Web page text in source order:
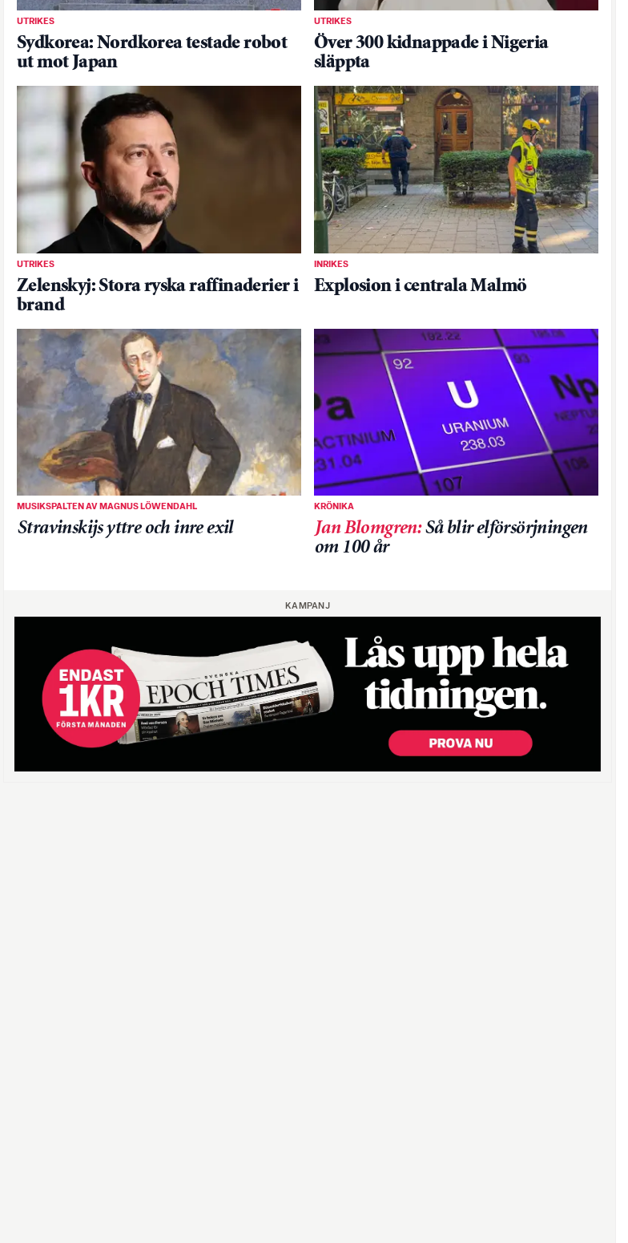
UTRIKES
Sydkorea: Nordkorea testade robot
ut mot Japan
UTRIKES
Över 300 kidnappade i Nigeria
släppta
UTRIKES
Zelenskyj: Stora ryska raffinaderier i
brand
INRIKES
Explosion i centrala Malmö
MUSIKSPALTEN AV MAGNUS LÖWENDAHL
Stravinskijs yttre och inre exil
KRÖNIKA
Jan Blomgren:Så blir elförsörjningen
om 100 år
KAMPANJ